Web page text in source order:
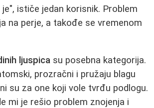
ističe jedan korisnik. Problem
na perje, a takođe se vremenom
ljuspica su posebna kategorija.
prozračni i pružaju blagu
su za one koji vole tvrđu podlogu.
mi je rešio problem znojenja i